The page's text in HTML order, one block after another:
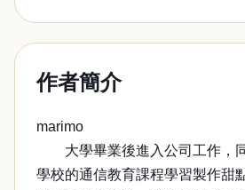
作者簡介
marimo
大學畢業後進入公司工作，
學校的通信教育課程學習製作甜